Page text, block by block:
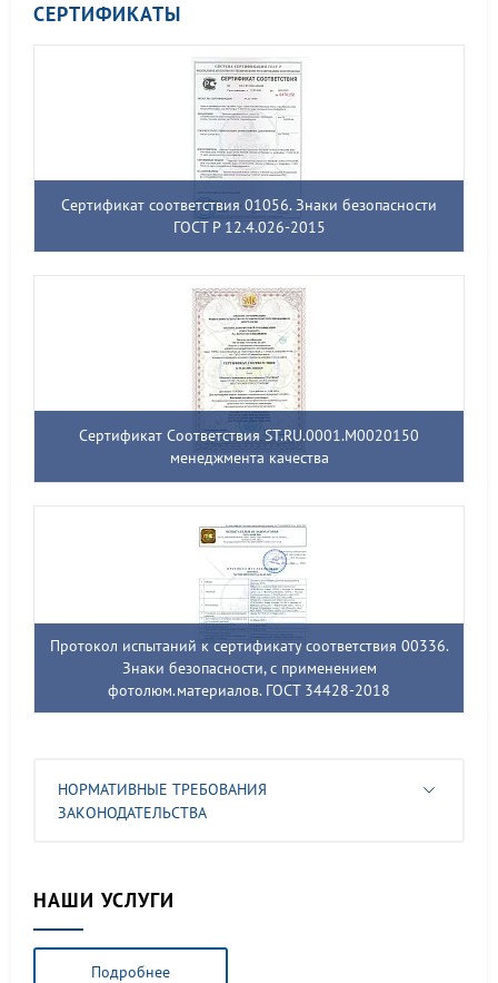
СЕРТИФИКАТЫ
Сертификат соответствия 01056. Знаки безопасности
ГОСТ Р 12.4.026-2015
Сертификат Соответствия ST.RU.0001.M0020150
менеджмента качества
Протокол испытаний к сертификату соответствия 00336.
Знаки безопасности, с применением
фотолюм.материалов. ГОСТ 34428-2018
НОРМАТИВНЫЕ ТРЕБОВАНИЯ
ЗАКОНОДАТЕЛЬСТВА
НАШИ УСЛУГИ
Подробнее